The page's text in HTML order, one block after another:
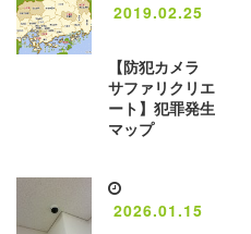
2019.02.25
【防犯カメラ
サファリクリエ
ート】犯罪発生
マップ
2026.01.15